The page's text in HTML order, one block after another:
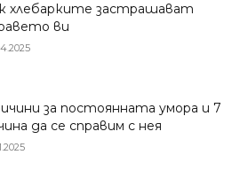
хлебарките застрашават
ви
за постоянната умора и 7
да се справим с нея